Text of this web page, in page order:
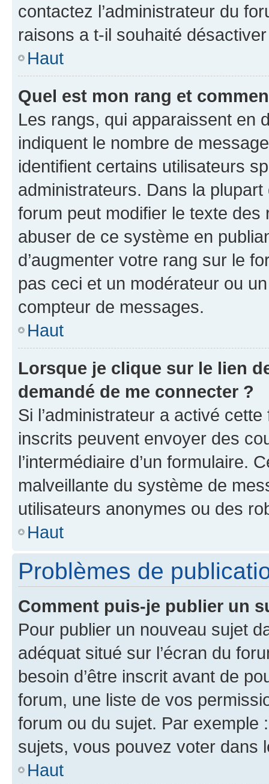
contactez l’administrateur du
raisons a t-il souhaité
Haut
Quel est mon rang et
Les rangs, qui apparaissent en
indiquent le nombre de
identifient certains utilisateurs
administrateurs. Dans la
forum peut modifier le texte
abuser de ce système en
d’augmenter votre rang sur le
pas ceci et un modérateur ou
compteur de messages.
Haut
Lorsque je clique sur le lien
demandé de me connecter ?
Si l’administrateur a activé
inscrits peuvent envoyer des
l’intermédiaire d’un formulaire.
malveillante du système de
utilisateurs anonymes ou des
Haut
Problèmes de
Comment puis-je publier un
Pour publier un nouveau sujet
adéquat situé sur l’écran du
besoin d’être inscrit avant de
forum, une liste de vos
forum ou du sujet. Par exemple
sujets, vous pouvez voter dans
Haut